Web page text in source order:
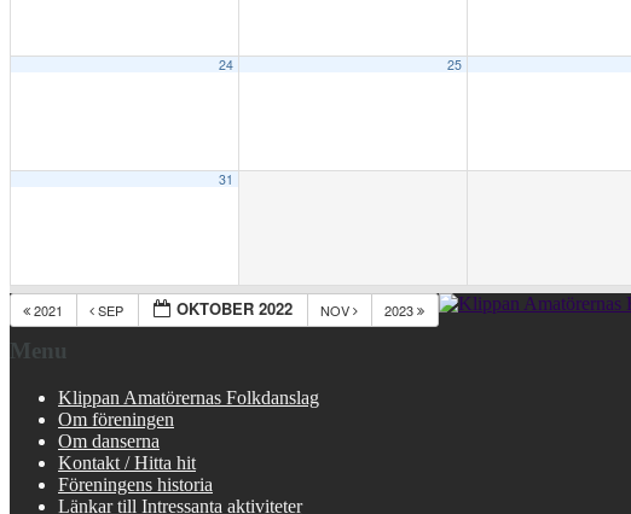
24 25
31
2021 SEP OKTOBER 2022 NOV 2023
Menu
Klippan Amatörernas Folkdanslag
Om föreningen
Om danserna
Kontakt / Hitta hit
Föreningens historia
Länkar till Intressanta aktiviteter